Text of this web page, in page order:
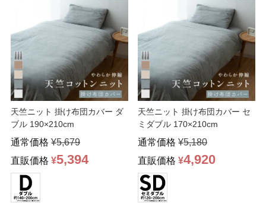
天竺ニット 掛け布団カバー ダ
ブル 190×210cm
通常価格 ¥5,679
直販価格 ¥5,394
天竺ニット 掛け布団カバー セ
ミダブル 170×210cm
通常価格 ¥5,180
直販価格 ¥4,920